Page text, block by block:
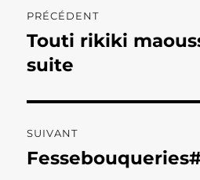
de
l’article
PRÉCÉDENT
Publication
précédente :
Touti rikiki
suite
SUIVANT
Publication